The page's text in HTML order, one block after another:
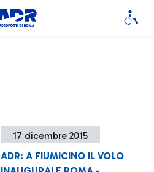
17 dicembre 2015
ADR: A FIUMICINO IL VOLO